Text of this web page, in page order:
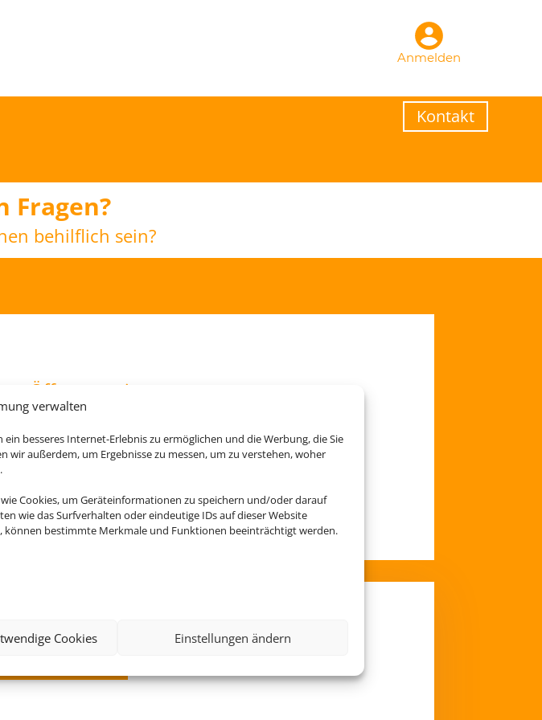
verwalten
besseres Internet-Erlebnis zu ermöglichen und die Werbung, die Sie
wir außerdem, um Ergebnisse zu messen, um zu verstehen, woher
Cookies, um Geräteinformationen zu speichern und/oder darauf
wie das Surfverhalten oder eindeutige IDs auf dieser Website
bestimmte Merkmale und Funktionen beeinträchtigt werden.
Cookies Einstellungen ändern
Anmelden
Kontakt
Fragen?
behilflich sein?
Öffnungszeiten